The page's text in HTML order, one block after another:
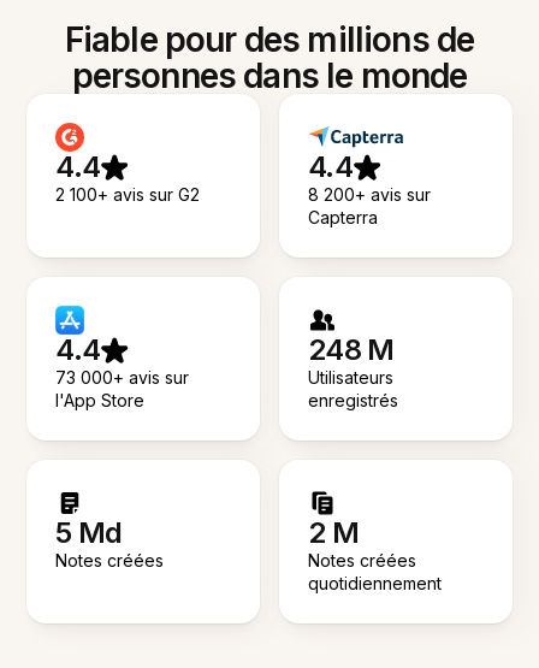
Fiable pour des millions de
personnes dans le monde
4.4
2 100+ avis sur G2
4.4
8 200+ avis sur
Capterra
4.4
73 000+ avis sur
l'App Store
248 M
Utilisateurs
enregistrés
5 Md
Notes créées
2 M
Notes créées
quotidiennement